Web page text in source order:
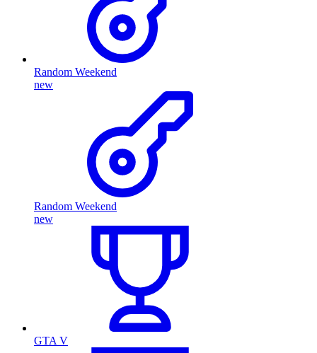
Random Weekend
new
Random Weekend
new
GTA V